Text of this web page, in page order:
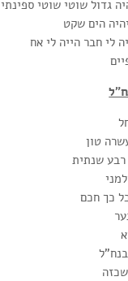
גדול שוטי שוטי ספינתי
הים שקט
לי חבר הייה לי אח
טון
שנתית
כך חכם